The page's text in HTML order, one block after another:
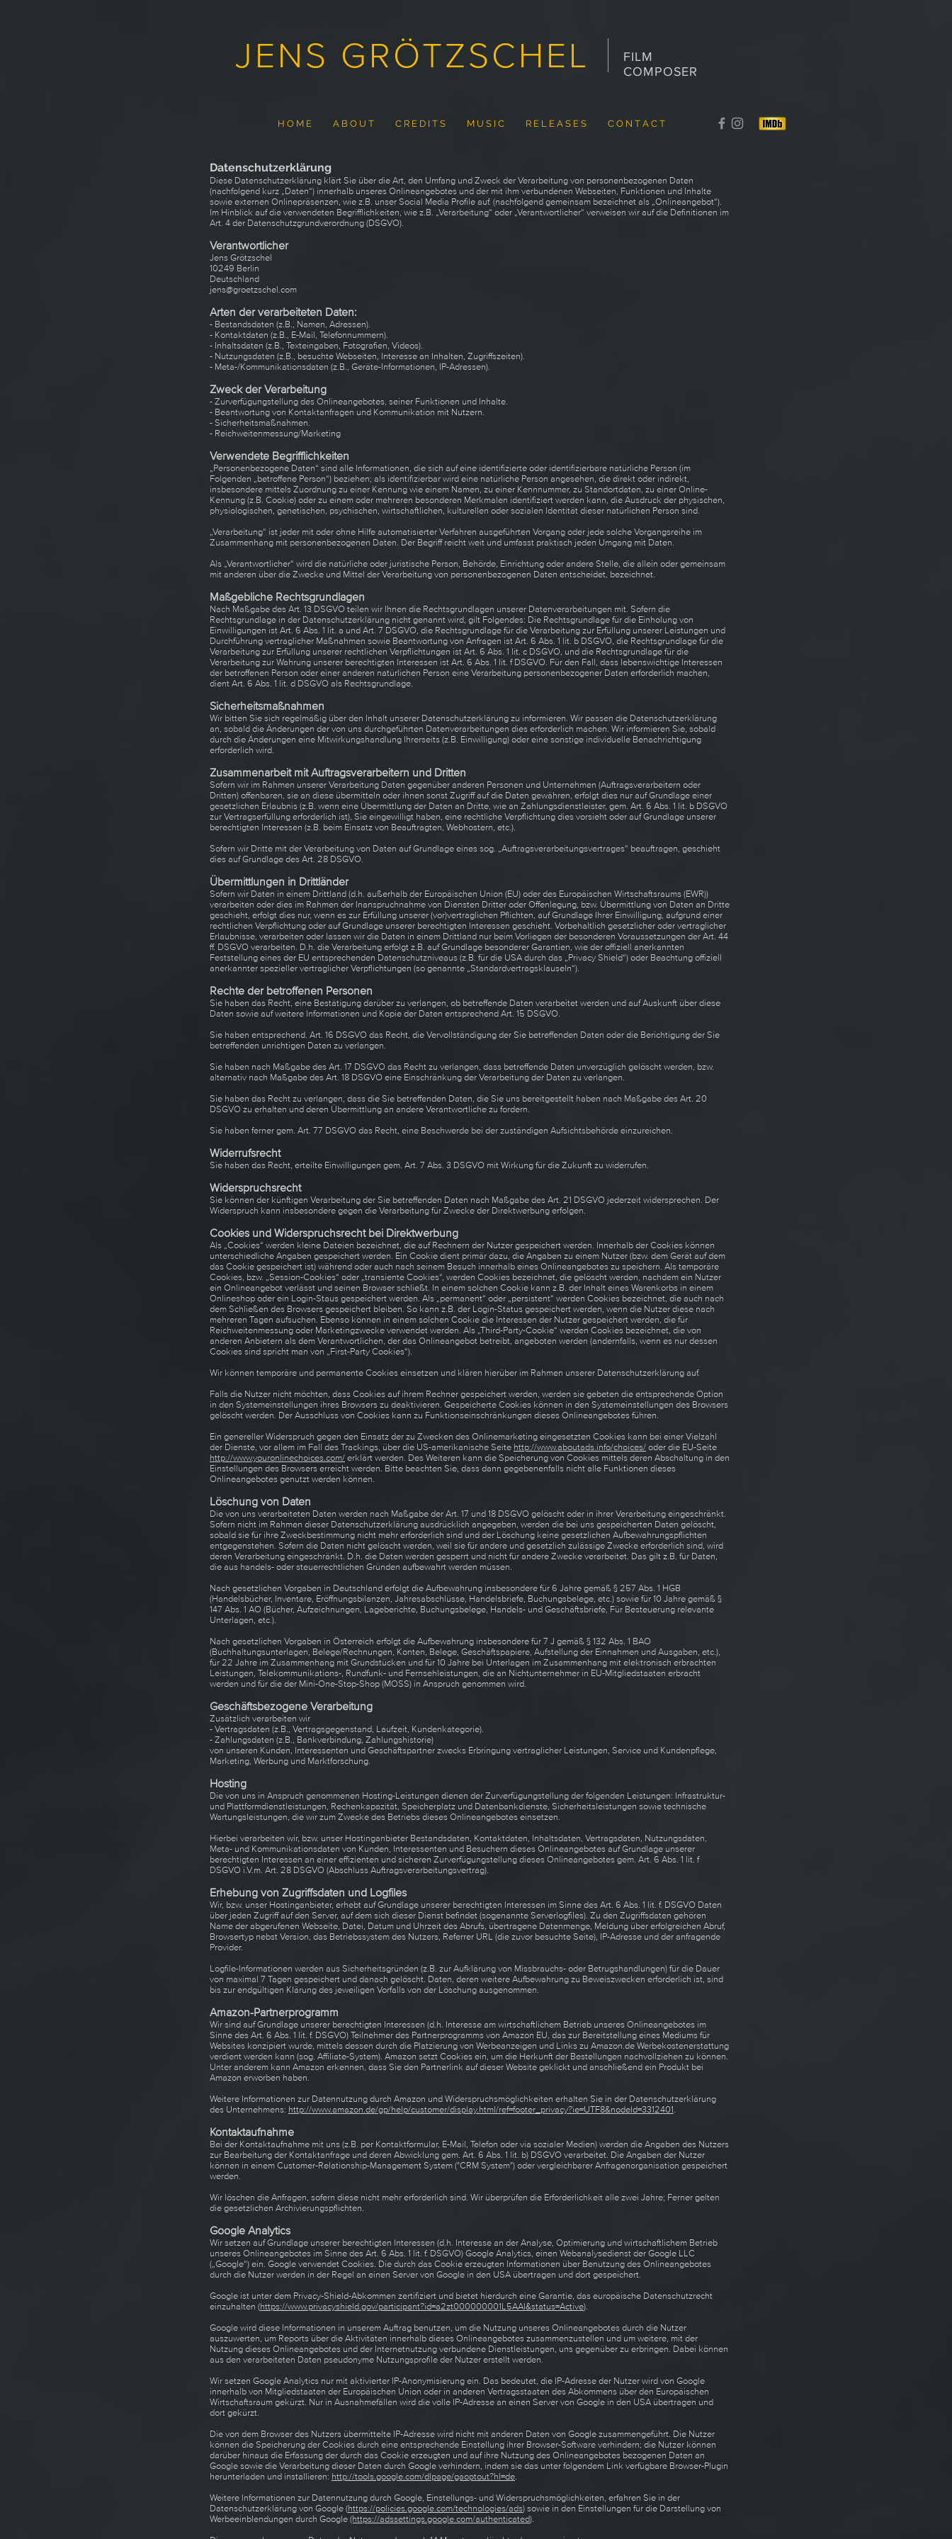
JENS GRÖTZSCHEL
FILM
COMPOSER
H O M E A B O U T C R E D I T S M U S I C R E L E A S E S C O N T A C T
Datenschutzerklärung
Diese Datenschutzerklärung klärt Sie über die Art, den Umfang und Zweck der Verarbeitung von personenbezogenen Daten
(nachfolgend kurz „Daten“) innerhalb unseres Onlineangebotes und der mit ihm verbundenen Webseiten, Funktionen und Inhalte
sowie externen Onlinepräsenzen, wie z.B. unser Social Media Profile auf. (nachfolgend gemeinsam bezeichnet als „Onlineangebot“).
Im Hinblick auf die verwendeten Begrifflichkeiten, wie z.B. „Verarbeitung“ oder „Verantwortlicher“ verweisen wir auf die Definitionen im
Art. 4 der Datenschutzgrundverordnung (DSGVO).
Verantwortlicher
Jens Grötzschel
10249 Berlin
Deutschland
jens@groetzschel.com
Arten der verarbeiteten Daten:
- Bestandsdaten (z.B., Namen, Adressen).
- Kontaktdaten (z.B., E-Mail, Telefonnummern).
- Inhaltsdaten (z.B., Texteingaben, Fotografien, Videos).
- Nutzungsdaten (z.B., besuchte Webseiten, Interesse an Inhalten, Zugriffszeiten).
- Meta-/Kommunikationsdaten (z.B., Geräte-Informationen, IP-Adressen).
Zweck der Verarbeitung
- Zurverfügungstellung des Onlineangebotes, seiner Funktionen und Inhalte.
- Beantwortung von Kontaktanfragen und Kommunikation mit Nutzern.
- Sicherheitsmaßnahmen.
- Reichweitenmessung/Marketing
Verwendete Begrifflichkeiten
„Personenbezogene Daten“ sind alle Informationen, die sich auf eine identifizierte oder identifizierbare natürliche Person (im
Folgenden „betroffene Person“) beziehen; als identifizierbar wird eine natürliche Person angesehen, die direkt oder indirekt,
insbesondere mittels Zuordnung zu einer Kennung wie einem Namen, zu einer Kennnummer, zu Standortdaten, zu einer Online-
Kennung (z.B. Cookie) oder zu einem oder mehreren besonderen Merkmalen identifiziert werden kann, die Ausdruck der physischen,
physiologischen, genetischen, psychischen, wirtschaftlichen, kulturellen oder sozialen Identität dieser natürlichen Person sind.
„Verarbeitung“ ist jeder mit oder ohne Hilfe automatisierter Verfahren ausgeführten Vorgang oder jede solche Vorgangsreihe im
Zusammenhang mit personenbezogenen Daten. Der Begriff reicht weit und umfasst praktisch jeden Umgang mit Daten.
Als „Verantwortlicher“ wird die natürliche oder juristische Person, Behörde, Einrichtung oder andere Stelle, die allein oder gemeinsam
mit anderen über die Zwecke und Mittel der Verarbeitung von personenbezogenen Daten entscheidet, bezeichnet.
Maßgebliche Rechtsgrundlagen
Nach Maßgabe des Art. 13 DSGVO teilen wir Ihnen die Rechtsgrundlagen unserer Datenverarbeitungen mit. Sofern die
Rechtsgrundlage in der Datenschutzerklärung nicht genannt wird, gilt Folgendes: Die Rechtsgrundlage für die Einholung von
Einwilligungen ist Art. 6 Abs. 1 lit. a und Art. 7 DSGVO, die Rechtsgrundlage für die Verarbeitung zur Erfüllung unserer Leistungen und
Durchführung vertraglicher Maßnahmen sowie Beantwortung von Anfragen ist Art. 6 Abs. 1 lit. b DSGVO, die Rechtsgrundlage für die
Verarbeitung zur Erfüllung unserer rechtlichen Verpflichtungen ist Art. 6 Abs. 1 lit. c DSGVO, und die Rechtsgrundlage für die
Verarbeitung zur Wahrung unserer berechtigten Interessen ist Art. 6 Abs. 1 lit. f DSGVO. Für den Fall, dass lebenswichtige Interessen
der betroffenen Person oder einer anderen natürlichen Person eine Verarbeitung personenbezogener Daten erforderlich machen,
dient Art. 6 Abs. 1 lit. d DSGVO als Rechtsgrundlage.
Sicherheitsmaßnahmen
Wir bitten Sie sich regelmäßig über den Inhalt unserer Datenschutzerklärung zu informieren. Wir passen die Datenschutzerklärung
an, sobald die Änderungen der von uns durchgeführten Datenverarbeitungen dies erforderlich machen. Wir informieren Sie, sobald
durch die Änderungen eine Mitwirkungshandlung Ihrerseits (z.B. Einwilligung) oder eine sonstige individuelle Benachrichtigung
erforderlich wird.
Zusammenarbeit mit Auftragsverarbeitern und Dritten
Sofern wir im Rahmen unserer Verarbeitung Daten gegenüber anderen Personen und Unternehmen (Auftragsverarbeitern oder
Dritten) offenbaren, sie an diese übermitteln oder ihnen sonst Zugriff auf die Daten gewähren, erfolgt dies nur auf Grundlage einer
gesetzlichen Erlaubnis (z.B. wenn eine Übermittlung der Daten an Dritte, wie an Zahlungsdienstleister, gem. Art. 6 Abs. 1 lit. b DSGVO
zur Vertragserfüllung erforderlich ist), Sie eingewilligt haben, eine rechtliche Verpflichtung dies vorsieht oder auf Grundlage unserer
berechtigten Interessen (z.B. beim Einsatz von Beauftragten, Webhostern, etc.).
Sofern wir Dritte mit der Verarbeitung von Daten auf Grundlage eines sog. „Auftragsverarbeitungsvertrages“ beauftragen, geschieht
dies auf Grundlage des Art. 28 DSGVO.
Übermittlungen in Drittländer
Sofern wir Daten in einem Drittland (d.h. außerhalb der Europäischen Union (EU) oder des Europäischen Wirtschaftsraums (EWR))
verarbeiten oder dies im Rahmen der Inanspruchnahme von Diensten Dritter oder Offenlegung, bzw. Übermittlung von Daten an Dritte
geschieht, erfolgt dies nur, wenn es zur Erfüllung unserer (vor)vertraglichen Pflichten, auf Grundlage Ihrer Einwilligung, aufgrund einer
rechtlichen Verpflichtung oder auf Grundlage unserer berechtigten Interessen geschieht. Vorbehaltlich gesetzlicher oder vertraglicher
Erlaubnisse, verarbeiten oder lassen wir die Daten in einem Drittland nur beim Vorliegen der besonderen Voraussetzungen der Art. 44
ff. DSGVO verarbeiten. D.h. die Verarbeitung erfolgt z.B. auf Grundlage besonderer Garantien, wie der offiziell anerkannten
Feststellung eines der EU entsprechenden Datenschutzniveaus (z.B. für die USA durch das „Privacy Shield“) oder Beachtung offiziell
anerkannter spezieller vertraglicher Verpflichtungen (so genannte „Standardvertragsklauseln“).
Rechte der betroffenen Personen
Sie haben das Recht, eine Bestätigung darüber zu verlangen, ob betreffende Daten verarbeitet werden und auf Auskunft über diese
Daten sowie auf weitere Informationen und Kopie der Daten entsprechend Art. 15 DSGVO.
Sie haben entsprechend. Art. 16 DSGVO das Recht, die Vervollständigung der Sie betreffenden Daten oder die Berichtigung der Sie
betreffenden unrichtigen Daten zu verlangen.
Sie haben nach Maßgabe des Art. 17 DSGVO das Recht zu verlangen, dass betreffende Daten unverzüglich gelöscht werden, bzw.
alternativ nach Maßgabe des Art. 18 DSGVO eine Einschränkung der Verarbeitung der Daten zu verlangen.
Sie haben das Recht zu verlangen, dass die Sie betreffenden Daten, die Sie uns bereitgestellt haben nach Maßgabe des Art. 20
DSGVO zu erhalten und deren Übermittlung an andere Verantwortliche zu fordern.
Sie haben ferner gem. Art. 77 DSGVO das Recht, eine Beschwerde bei der zuständigen Aufsichtsbehörde einzureichen.
Widerrufsrecht
Sie haben das Recht, erteilte Einwilligungen gem. Art. 7 Abs. 3 DSGVO mit Wirkung für die Zukunft zu widerrufen.
Widerspruchsrecht
Sie können der künftigen Verarbeitung der Sie betreffenden Daten nach Maßgabe des Art. 21 DSGVO jederzeit widersprechen. Der
Widerspruch kann insbesondere gegen die Verarbeitung für Zwecke der Direktwerbung erfolgen.
Cookies und Widerspruchsrecht bei Direktwerbung
Als „Cookies“ werden kleine Dateien bezeichnet, die auf Rechnern der Nutzer gespeichert werden. Innerhalb der Cookies können
unterschiedliche Angaben gespeichert werden. Ein Cookie dient primär dazu, die Angaben zu einem Nutzer (bzw. dem Gerät auf dem
das Cookie gespeichert ist) während oder auch nach seinem Besuch innerhalb eines Onlineangebotes zu speichern. Als temporäre
Cookies, bzw. „Session-Cookies“ oder „transiente Cookies“, werden Cookies bezeichnet, die gelöscht werden, nachdem ein Nutzer
ein Onlineangebot verlässt und seinen Browser schließt. In einem solchen Cookie kann z.B. der Inhalt eines Warenkorbs in einem
Onlineshop oder ein Login-Staus gespeichert werden. Als „permanent“ oder „persistent“ werden Cookies bezeichnet, die auch nach
dem Schließen des Browsers gespeichert bleiben. So kann z.B. der Login-Status gespeichert werden, wenn die Nutzer diese nach
mehreren Tagen aufsuchen. Ebenso können in einem solchen Cookie die Interessen der Nutzer gespeichert werden, die für
Reichweitenmessung oder Marketingzwecke verwendet werden. Als „Third-Party-Cookie“ werden Cookies bezeichnet, die von
anderen Anbietern als dem Verantwortlichen, der das Onlineangebot betreibt, angeboten werden (andernfalls, wenn es nur dessen
Cookies sind spricht man von „First-Party Cookies“).
Wir können temporäre und permanente Cookies einsetzen und klären hierüber im Rahmen unserer Datenschutzerklärung auf.
Falls die Nutzer nicht möchten, dass Cookies auf ihrem Rechner gespeichert werden, werden sie gebeten die entsprechende Option
in den Systemeinstellungen ihres Browsers zu deaktivieren. Gespeicherte Cookies können in den Systemeinstellungen des Browsers
gelöscht werden. Der Ausschluss von Cookies kann zu Funktionseinschränkungen dieses Onlineangebotes führen.
Ein genereller Widerspruch gegen den Einsatz der zu Zwecken des Onlinemarketing eingesetzten Cookies kann bei einer Vielzahl
der Dienste, vor allem im Fall des Trackings, über die US-amerikanische Seite http://www.aboutads.info/choices/ oder die EU-Seite
http://www.youronlinechoices.com/ erklärt werden. Des Weiteren kann die Speicherung von Cookies mittels deren Abschaltung in den
Einstellungen des Browsers erreicht werden. Bitte beachten Sie, dass dann gegebenenfalls nicht alle Funktionen dieses
Onlineangebotes genutzt werden können.
Löschung von Daten
Die von uns verarbeiteten Daten werden nach Maßgabe der Art. 17 und 18 DSGVO gelöscht oder in ihrer Verarbeitung eingeschränkt.
Sofern nicht im Rahmen dieser Datenschutzerklärung ausdrücklich angegeben, werden die bei uns gespeicherten Daten gelöscht,
sobald sie für ihre Zweckbestimmung nicht mehr erforderlich sind und der Löschung keine gesetzlichen Aufbewahrungspflichten
entgegenstehen. Sofern die Daten nicht gelöscht werden, weil sie für andere und gesetzlich zulässige Zwecke erforderlich sind, wird
deren Verarbeitung eingeschränkt. D.h. die Daten werden gesperrt und nicht für andere Zwecke verarbeitet. Das gilt z.B. für Daten,
die aus handels- oder steuerrechtlichen Gründen aufbewahrt werden müssen.
Nach gesetzlichen Vorgaben in Deutschland erfolgt die Aufbewahrung insbesondere für 6 Jahre gemäß § 257 Abs. 1 HGB
(Handelsbücher, Inventare, Eröffnungsbilanzen, Jahresabschlüsse, Handelsbriefe, Buchungsbelege, etc.) sowie für 10 Jahre gemäß §
147 Abs. 1 AO (Bücher, Aufzeichnungen, Lageberichte, Buchungsbelege, Handels- und Geschäftsbriefe, Für Besteuerung relevante
Unterlagen, etc.).
Nach gesetzlichen Vorgaben in Österreich erfolgt die Aufbewahrung insbesondere für 7 J gemäß § 132 Abs. 1 BAO
(Buchhaltungsunterlagen, Belege/Rechnungen, Konten, Belege, Geschäftspapiere, Aufstellung der Einnahmen und Ausgaben, etc.),
für 22 Jahre im Zusammenhang mit Grundstücken und für 10 Jahre bei Unterlagen im Zusammenhang mit elektronisch erbrachten
Leistungen, Telekommunikations-, Rundfunk- und Fernsehleistungen, die an Nichtunternehmer in EU-Mitgliedstaaten erbracht
werden und für die der Mini-One-Stop-Shop (MOSS) in Anspruch genommen wird.
Geschäftsbezogene Verarbeitung
Zusätzlich verarbeiten wir
- Vertragsdaten (z.B., Vertragsgegenstand, Laufzeit, Kundenkategorie).
- Zahlungsdaten (z.B., Bankverbindung, Zahlungshistorie)
von unseren Kunden, Interessenten und Geschäftspartner zwecks Erbringung vertraglicher Leistungen, Service und Kundenpflege,
Marketing, Werbung und Marktforschung.
Hosting
Die von uns in Anspruch genommenen Hosting-Leistungen dienen der Zurverfügungstellung der folgenden Leistungen: Infrastruktur-
und Plattformdienstleistungen, Rechenkapazität, Speicherplatz und Datenbankdienste, Sicherheitsleistungen sowie technische
Wartungsleistungen, die wir zum Zwecke des Betriebs dieses Onlineangebotes einsetzen.
Hierbei verarbeiten wir, bzw. unser Hostinganbieter Bestandsdaten, Kontaktdaten, Inhaltsdaten, Vertragsdaten, Nutzungsdaten,
Meta- und Kommunikationsdaten von Kunden, Interessenten und Besuchern dieses Onlineangebotes auf Grundlage unserer
berechtigten Interessen an einer effizienten und sicheren Zurverfügungstellung dieses Onlineangebotes gem. Art. 6 Abs. 1 lit. f
DSGVO i.V.m. Art. 28 DSGVO (Abschluss Auftragsverarbeitungsvertrag).
Erhebung von Zugriffsdaten und Logfiles
Wir, bzw. unser Hostinganbieter, erhebt auf Grundlage unserer berechtigten Interessen im Sinne des Art. 6 Abs. 1 lit. f. DSGVO Daten
über jeden Zugriff auf den Server, auf dem sich dieser Dienst befindet (sogenannte Serverlogfiles). Zu den Zugriffsdaten gehören
Name der abgerufenen Webseite, Datei, Datum und Uhrzeit des Abrufs, übertragene Datenmenge, Meldung über erfolgreichen Abruf,
Browsertyp nebst Version, das Betriebssystem des Nutzers, Referrer URL (die zuvor besuchte Seite), IP-Adresse und der anfragende
Provider.
Logfile-Informationen werden aus Sicherheitsgründen (z.B. zur Aufklärung von Missbrauchs- oder Betrugshandlungen) für die Dauer
von maximal 7 Tagen gespeichert und danach gelöscht. Daten, deren weitere Aufbewahrung zu Beweiszwecken erforderlich ist, sind
bis zur endgültigen Klärung des jeweiligen Vorfalls von der Löschung ausgenommen.
Amazon-Partnerprogramm
Wir sind auf Grundlage unserer berechtigten Interessen (d.h. Interesse am wirtschaftlichem Betrieb unseres Onlineangebotes im
Sinne des Art. 6 Abs. 1 lit. f. DSGVO) Teilnehmer des Partnerprogramms von Amazon EU, das zur Bereitstellung eines Mediums für
Websites konzipiert wurde, mittels dessen durch die Platzierung von Werbeanzeigen und Links zu Amazon.de Werbekostenerstattung
verdient werden kann (sog. Affiliate-System). Amazon setzt Cookies ein, um die Herkunft der Bestellungen nachvollziehen zu können.
Unter anderem kann Amazon erkennen, dass Sie den Partnerlink auf dieser Website geklickt und anschließend ein Produkt bei
Amazon erworben haben.
Weitere Informationen zur Datennutzung durch Amazon und Widerspruchsmöglichkeiten erhalten Sie in der Datenschutzerklärung
des Unternehmens: http://www.amazon.de/gp/help/customer/display.html/ref=footer_privacy?ie=UTF8&nodeId=3312401.
Kontaktaufnahme
Bei der Kontaktaufnahme mit uns (z.B. per Kontaktformular, E-Mail, Telefon oder via sozialer Medien) werden die Angaben des Nutzers
zur Bearbeitung der Kontaktanfrage und deren Abwicklung gem. Art. 6 Abs. 1 lit. b) DSGVO verarbeitet. Die Angaben der Nutzer
können in einem Customer-Relationship-Management System ("CRM System") oder vergleichbarer Anfragenorganisation gespeichert
werden.
Wir löschen die Anfragen, sofern diese nicht mehr erforderlich sind. Wir überprüfen die Erforderlichkeit alle zwei Jahre; Ferner gelten
die gesetzlichen Archivierungspflichten.
Google Analytics
Wir setzen auf Grundlage unserer berechtigten Interessen (d.h. Interesse an der Analyse, Optimierung und wirtschaftlichem Betrieb
unseres Onlineangebotes im Sinne des Art. 6 Abs. 1 lit. f. DSGVO) Google Analytics, einen Webanalysedienst der Google LLC
(„Google“) ein. Google verwendet Cookies. Die durch das Cookie erzeugten Informationen über Benutzung des Onlineangebotes
durch die Nutzer werden in der Regel an einen Server von Google in den USA übertragen und dort gespeichert.
Google ist unter dem Privacy-Shield-Abkommen zertifiziert und bietet hierdurch eine Garantie, das europäische Datenschutzrecht
einzuhalten (https://www.privacyshield.gov/participant?id=a2zt000000001L5AAI&status=Active).
Google wird diese Informationen in unserem Auftrag benutzen, um die Nutzung unseres Onlineangebotes durch die Nutzer
auszuwerten, um Reports über die Aktivitäten innerhalb dieses Onlineangebotes zusammenzustellen und um weitere, mit der
Nutzung dieses Onlineangebotes und der Internetnutzung verbundene Dienstleistungen, uns gegenüber zu erbringen. Dabei können
aus den verarbeiteten Daten pseudonyme Nutzungsprofile der Nutzer erstellt werden.
Wir setzen Google Analytics nur mit aktivierter IP-Anonymisierung ein. Das bedeutet, die IP-Adresse der Nutzer wird von Google
innerhalb von Mitgliedstaaten der Europäischen Union oder in anderen Vertragsstaaten des Abkommens über den Europäischen
Wirtschaftsraum gekürzt. Nur in Ausnahmefällen wird die volle IP-Adresse an einen Server von Google in den USA übertragen und
dort gekürzt.
Die von dem Browser des Nutzers übermittelte IP-Adresse wird nicht mit anderen Daten von Google zusammengeführt. Die Nutzer
können die Speicherung der Cookies durch eine entsprechende Einstellung ihrer Browser-Software verhindern; die Nutzer können
darüber hinaus die Erfassung der durch das Cookie erzeugten und auf ihre Nutzung des Onlineangebotes bezogenen Daten an
Google sowie die Verarbeitung dieser Daten durch Google verhindern, indem sie das unter folgendem Link verfügbare Browser-Plugin
herunterladen und installieren: http://tools.google.com/dlpage/gaoptout?hl=de.
Weitere Informationen zur Datennutzung durch Google, Einstellungs- und Widerspruchsmöglichkeiten, erfahren Sie in der
Datenschutzerklärung von Google (https://policies.google.com/technologies/ads) sowie in den Einstellungen für die Darstellung von
Werbeeinblendungen durch Google (https://adssettings.google.com/authenticated).